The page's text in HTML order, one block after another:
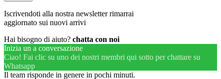
Iscrivendoti alla nostra newsletter rimarrai
aggiornato sui nuovi arrivi
Hai bisogno di aiuto? chatta con noi
Inizia un a conversazione
Ciao! Fai clic su uno dei nostri membri qui sotto per chattare su
Whatsapp
Il team risponde in genere in pochi minuti.